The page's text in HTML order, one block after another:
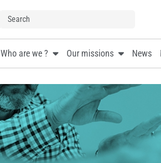
Who are we ? Our missions News